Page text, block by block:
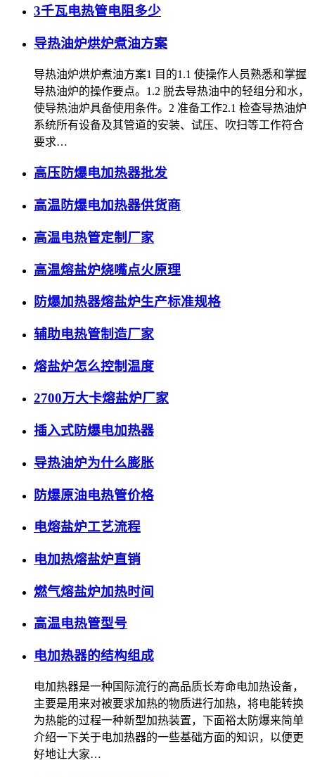
3千瓦电热管电阻多少
导热油炉烘炉煮油方案
导热油炉烘炉煮油方案1 目的1.1 使操作人员熟悉和掌握
导热油炉的操作要点。1.2 脱去导热油中的轻组分和水，
使导热油炉具备使用条件。2 准备工作2.1 检查导热油炉
系统所有设备及其管道的安装、试压、吹扫等工作符合
要求…
高压防爆电加热器批发
高温防爆电加热器供货商
高温电热管定制厂家
高温熔盐炉烧嘴点火原理
防爆加热器熔盐炉生产标准规格
辅助电热管制造厂家
熔盐炉怎么控制温度
2700万大卡熔盐炉厂家
插入式防爆电加热器
导热油炉为什么膨胀
防爆原油电热管价格
电熔盐炉工艺流程
电加热熔盐炉直销
燃气熔盐炉加热时间
高温电热管型号
电加热器的结构组成
电加热器是一种国际流行的高品质长寿命电加热设备，
主要是用来对被要求加热的物质进行加热，将电能转换
为热能的过程一种新型加热装置，下面裕太防爆来简单
介绍一下关于电加热器的一些基础方面的知识，以便更
好地让大家…